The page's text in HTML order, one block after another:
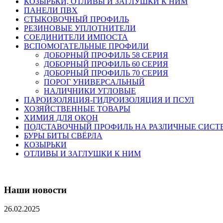
ПАНЕЛИ ПВХ
СТЫКОВОЧНЫЙ ПРОФИЛЬ
РЕЗИНОВЫЕ УПЛОТНИТЕЛИ
СОЕДИНИТЕЛИ ИМПОСТА
ВСПОМОГАТЕЛЬНЫЕ ПРОФИЛИ
ДОБОРНЫЙ ПРОФИЛЬ 58 СЕРИЯ
ДОБОРНЫЙ ПРОФИЛЬ 60 СЕРИЯ
ДОБОРНЫЙ ПРОФИЛЬ 70 СЕРИЯ
ПОРОГ УНИВЕРСАЛЬНЫЙ
НАЛИЧНИКИ УГЛОВЫЕ
ПАРОИЗОЛЯЦИЯ-ГИДРОИЗОЛЯЦИЯ И ПСУЛ
ХОЗЯЙСТВЕННЫЕ ТОВАРЫ
ХИМИЯ ДЛЯ ОКОН
ПОДСТАВОЧНЫЙ ПРОФИЛЬ НА РАЗЛИЧНЫЕ
БУРЫ БИТЫ СВЁРЛА
КОЗЫРЬКИ
ОТЛИВЫ И ЗАГЛУШКИ К НИМ
Наши новости
26.02.2025